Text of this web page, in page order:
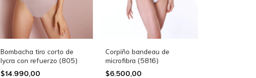
Bombacha tiro corto de
lycra con refuerzo (805)
$14.990,00
Corpiño bandeau de
microfibra (5816)
$6.500,00